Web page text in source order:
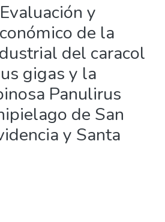
Evaluación y
de la
del caracol
gigas y la
Panulirus
de San
y Santa